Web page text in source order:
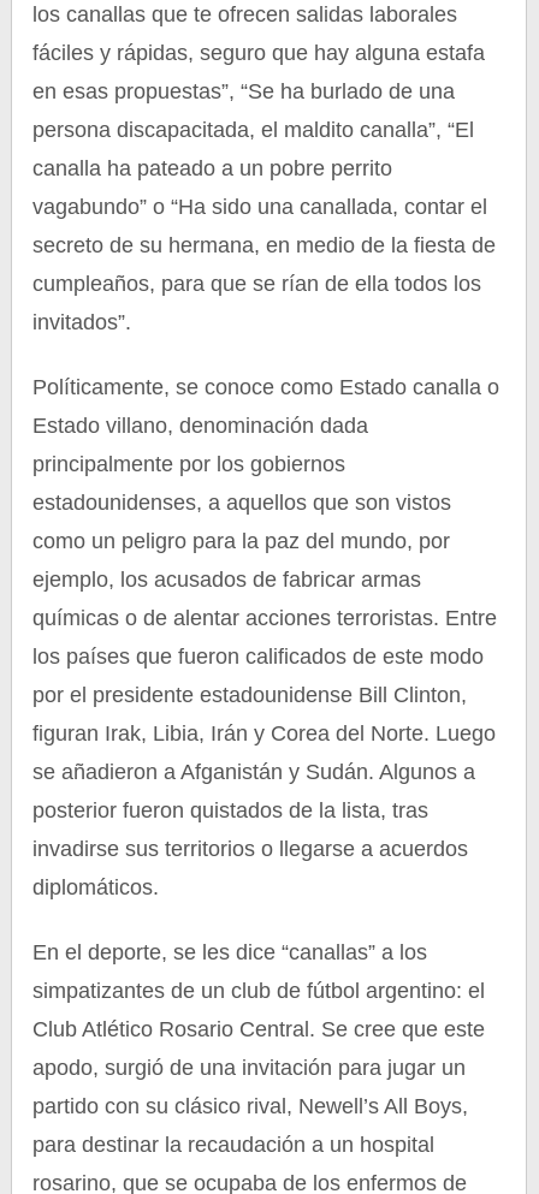
los canallas que te ofrecen salidas laborales
fáciles y rápidas, seguro que hay alguna estafa
en esas propuestas”, “Se ha burlado de una
persona discapacitada, el maldito canalla”, “El
canalla ha pateado a un pobre perrito
vagabundo” o “Ha sido una canallada, contar el
secreto de su hermana, en medio de la fiesta de
cumpleaños, para que se rían de ella todos los
invitados”.
Políticamente, se conoce como Estado canalla o
Estado villano, denominación dada
principalmente por los gobiernos
estadounidenses, a aquellos que son vistos
como un peligro para la paz del mundo, por
ejemplo, los acusados de fabricar armas
químicas o de alentar acciones terroristas. Entre
los países que fueron calificados de este modo
por el presidente estadounidense Bill Clinton,
figuran Irak, Libia, Irán y Corea del Norte. Luego
se añadieron a Afganistán y Sudán. Algunos a
posterior fueron quistados de la lista, tras
invadirse sus territorios o llegarse a acuerdos
diplomáticos.
En el deporte, se les dice “canallas” a los
simpatizantes de un club de fútbol argentino: el
Club Atlético Rosario Central. Se cree que este
apodo, surgió de una invitación para jugar un
partido con su clásico rival, Newell’s All Boys,
para destinar la recaudación a un hospital
rosarino, que se ocupaba de los enfermos de